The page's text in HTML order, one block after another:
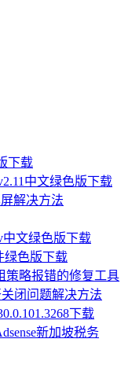
下载
中文绿色版下载
解决方法
中文绿色版下载
绿色版下载
策略报错的修复工具
闭问题解决方法
下载
新加坡税务